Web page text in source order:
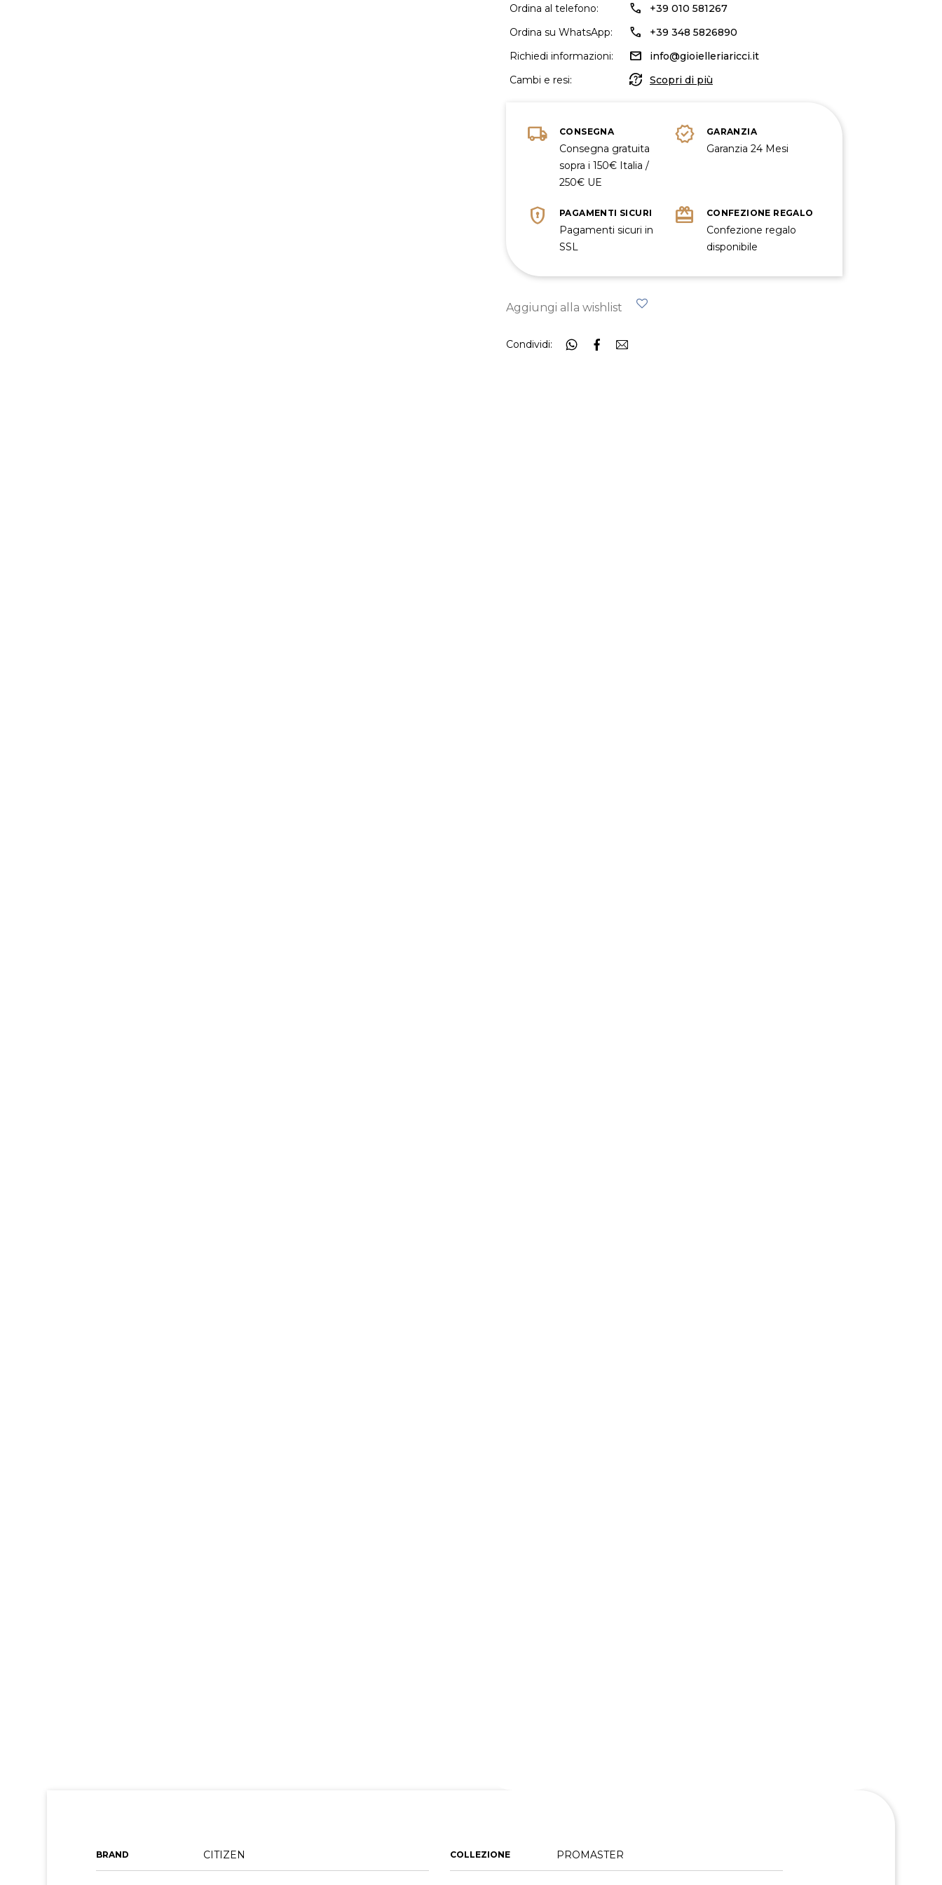
Ordina al telefono:
call
+39 010 581267
Ordina su WhatsApp:
call
+39 348 5826890
Richiedi informazioni:
mail
info@gioielleriaricci.it
Cambi e resi:
question_exchange Scopri di più
local_shipping CONSEGNA
Consegna gratuita
sopra i 150€ Italia /
250€ UE
verified GARANZIA
Garanzia 24 Mesi
encrypted PAGAMENTI SICURI
Pagamenti sicuri in
SSL
redeem CONFEZIONE REGALO
Confezione regalo
disponibile
Aggiungi alla wishlist
Condividi:
BRAND CITIZEN COLLEZIONE PROMASTER